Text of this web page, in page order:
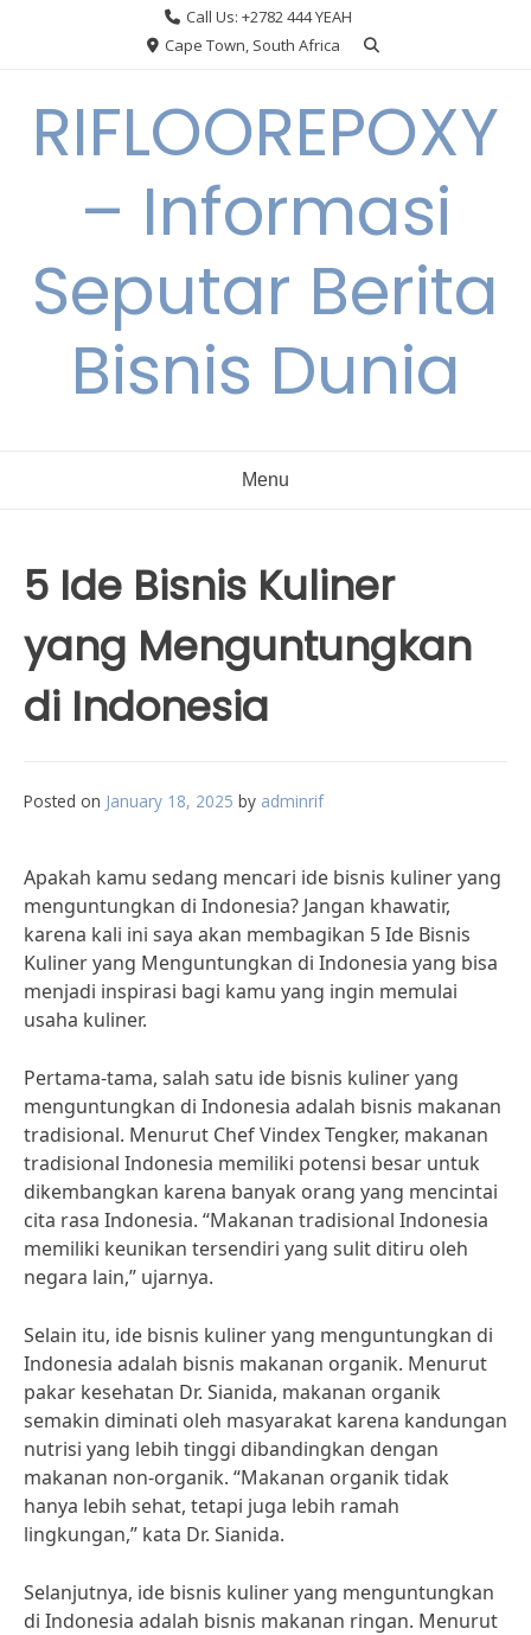
Call Us: +2782 444 YEAH
Cape Town, South Africa
RIFLOOREPOXY
– Informasi
Seputar Berita
Bisnis Dunia
Menu
5 Ide Bisnis Kuliner
yang Menguntungkan
di Indonesia
Posted on January 18, 2025 by adminrif
Apakah kamu sedang mencari ide bisnis kuliner yang
menguntungkan di Indonesia? Jangan khawatir,
karena kali ini saya akan membagikan 5 Ide Bisnis
Kuliner yang Menguntungkan di Indonesia yang bisa
menjadi inspirasi bagi kamu yang ingin memulai
usaha kuliner.
Pertama-tama, salah satu ide bisnis kuliner yang
menguntungkan di Indonesia adalah bisnis makanan
tradisional. Menurut Chef Vindex Tengker, makanan
tradisional Indonesia memiliki potensi besar untuk
dikembangkan karena banyak orang yang mencintai
cita rasa Indonesia. “Makanan tradisional Indonesia
memiliki keunikan tersendiri yang sulit ditiru oleh
negara lain,” ujarnya.
Selain itu, ide bisnis kuliner yang menguntungkan di
Indonesia adalah bisnis makanan organik. Menurut
pakar kesehatan Dr. Sianida, makanan organik
semakin diminati oleh masyarakat karena kandungan
nutrisi yang lebih tinggi dibandingkan dengan
makanan non-organik. “Makanan organik tidak
hanya lebih sehat, tetapi juga lebih ramah
lingkungan,” kata Dr. Sianida.
Selanjutnya, ide bisnis kuliner yang menguntungkan
di Indonesia adalah bisnis makanan ringan. Menurut